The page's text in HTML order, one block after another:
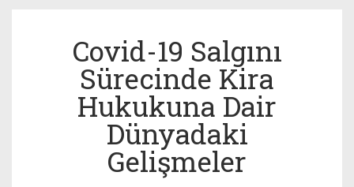
Covid-19 Salgını
Sürecinde Kira
Hukukuna Dair
Dünyadaki
Gelişmeler